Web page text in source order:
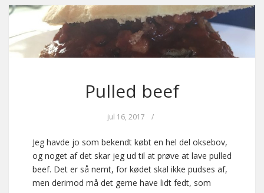
Pulled beef
jul 16, 2017 /
Jeg havde jo som bekendt købt en hel del oksebov,
og noget af det skar jeg ud til at prøve at lave pulled
beef. Det er så nemt, for kødet skal ikke pudses af,
men derimod må det gerne have lidt fedt, som